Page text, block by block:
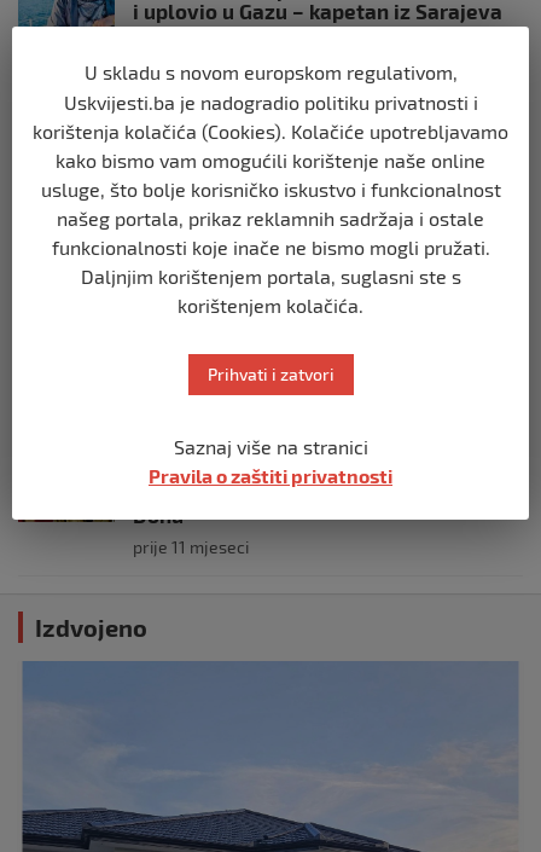
i uplovio u Gazu – kapetan iz Sarajeva
vijori zastavu BiH
prije 10 mjeseci
SVIJET
Opsadno stanje u Münchenu, odjeknulo
nekoliko eksplozija: Ima žrtava,
policijske snage na terenu
prije 10 mjeseci
Putin: Spremni smo vojno uzvratiti
prije 11 mjeseci
SVIJET
Papa Lav XIV izjavio da je situacija vrlo
ozbiljna nakon izraelskog napada na
Dohu
prije 11 mjeseci
Izdvojeno
U skladu s novom europskom regulativom,
Uskvijesti.ba je nadogradio politiku privatnosti i
korištenja kolačića (Cookies). Kolačiće upotrebljavamo
kako bismo vam omogućili korištenje naše online
usluge, što bolje korisničko iskustvo i funkcionalnost
našeg portala, prikaz reklamnih sadržaja i ostale
funkcionalnosti koje inače ne bismo mogli pružati.
Daljnjim korištenjem portala, suglasni ste s
korištenjem kolačića.
Prihvati i zatvori
Saznaj više na stranici
Pravila o zaštiti privatnosti